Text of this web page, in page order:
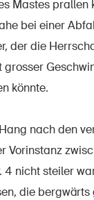
Mastes prallen
bei einer
der die
grosser
könnte.
nach den
Vorinstanz
4 nicht steiler
die bergwärts